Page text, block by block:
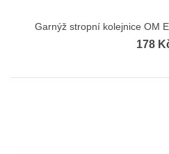
Garnýž stropní kolejnice OM
178